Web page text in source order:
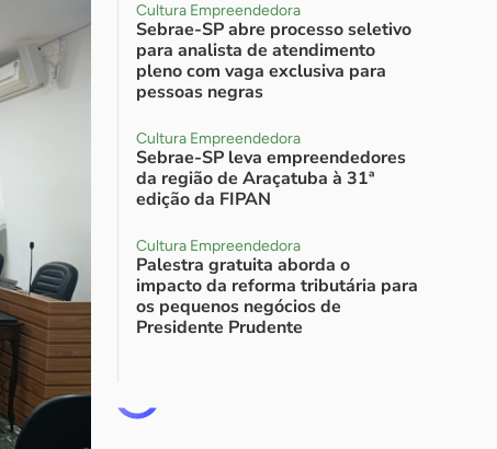
Cultura Empreendedora
Sebrae-SP abre processo seletivo
para analista de atendimento
pleno com vaga exclusiva para
pessoas negras
Cultura Empreendedora
Sebrae-SP leva empreendedores
da região de Araçatuba à 31ª
edição da FIPAN
Cultura Empreendedora
Palestra gratuita aborda o
impacto da reforma tributária para
os pequenos negócios de
Presidente Prudente